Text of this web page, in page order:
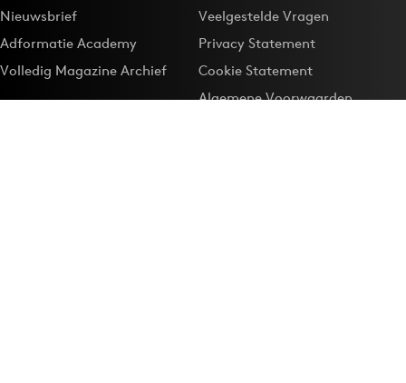
Nieuwsbrief
Adformatie Academy
Volledig Magazine Archief
Veelgestelde Vragen
Privacy Statement
Cookie Statement
Algemene Voorwaarden